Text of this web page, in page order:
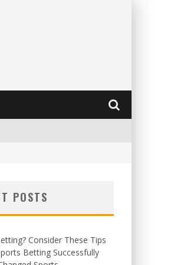
POSTS
Consider These Tips
Betting Successfully